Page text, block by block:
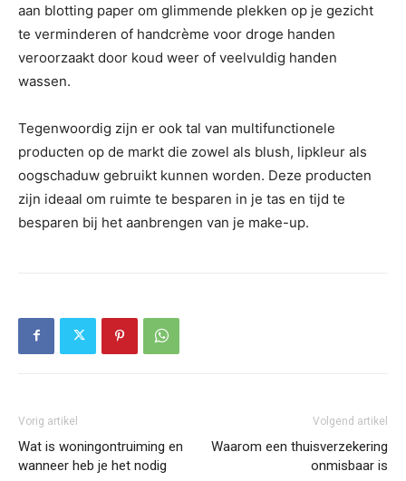
aan blotting paper om glimmende plekken op je gezicht
te verminderen of handcrème voor droge handen
veroorzaakt door koud weer of veelvuldig handen
wassen.
Tegenwoordig zijn er ook tal van multifunctionele
producten op de markt die zowel als blush, lipkleur als
oogschaduw gebruikt kunnen worden. Deze producten
zijn ideaal om ruimte te besparen in je tas en tijd te
besparen bij het aanbrengen van je make-up.
Vorig artikel
Wat is woningontruiming en
wanneer heb je het nodig
Volgend artikel
Waarom een thuisverzekering
onmisbaar is